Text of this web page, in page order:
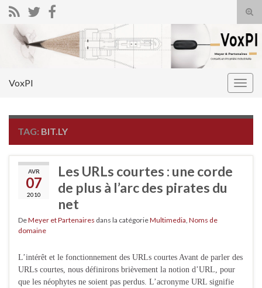
Search for:
VoxPI
TAG: BIT.LY
AVR
07
2010
Les URLs courtes : une corde
de plus à l’arc des pirates du
net
DeMeyer et Partenaires dans la catégorieMultimedia Noms de
domaine
L’intérêt et le fonctionnement des URLs courtes Avant de parler des
URLs courtes, nous définirons brièvement la notion d’URL, pour
que les néophytes ne soient pas perdus. L’acronyme URL signifie